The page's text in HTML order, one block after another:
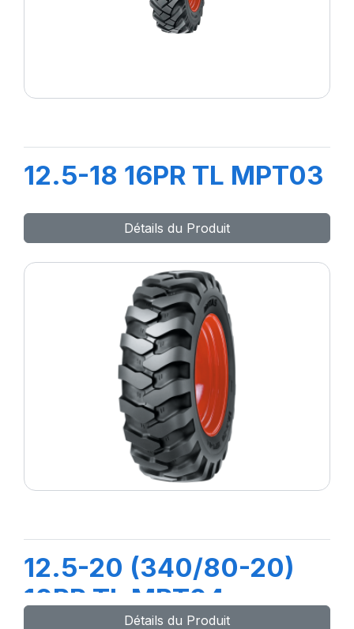
12.5-18 16PR TL MPT03
Détails du Produit
12.5-20 (340/80-20)
10PR TL MPT04
Détails du Produit